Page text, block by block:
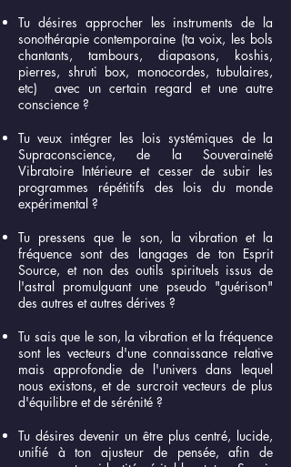
Tu désires approcher les instruments de la
sonothérapie contemporaine (ta voix, les bols
chantants, tambours, diapasons, koshis,
pierres, shruti box, monocordes, tubulaires,
etc) avec un certain regard et une autre
conscience ?
Tu veux intégrer les lois systémiques de la
Supraconscience, de la Souveraineté
Vibratoire Intérieure et cesser de subir les
programmes répétitifs des lois du monde
expérimental ?
Tu pressens que le son, la vibration et la
fréquence sont des langages de ton Esprit
Source, et non des outils spirituels issus de
l'astral promulguant une pseudo "guérison"
des autres et autres dérives ?
Tu sais que le son, la vibration et la fréquence
sont les vecteurs d'une connaissance relative
mais approfondie de l'univers dans lequel
nous existons, et de surcroit vecteurs de plus
d'équilibre et de sérénité ?
Tu désires devenir un être plus centré, lucide,
unifié à ton ajusteur de pensée, afin de